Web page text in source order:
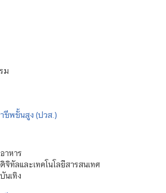
ม
ชีพชั้นสูง (ปวส.)
าหาร
ทัลและเทคโนโลยีสารสนเทศ
นเทิง